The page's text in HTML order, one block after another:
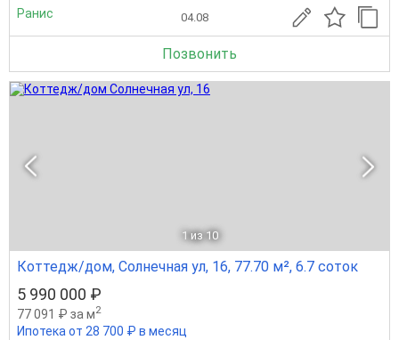
Ранис 04.08
Позвонить
1 из 10
Коттедж/дом, Солнечная ул, 16, 77.70 м², 6.7 соток
5 990 000 ₽
77 091 ₽ за м2
Ипотека от 28 700 ₽ в месяц